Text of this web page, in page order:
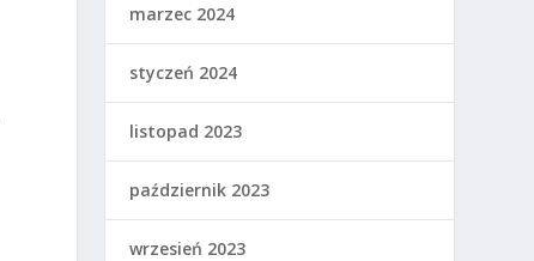
marzec 2024
styczeń 2024
listopad 2023
październik 2023
wrzesień 2023